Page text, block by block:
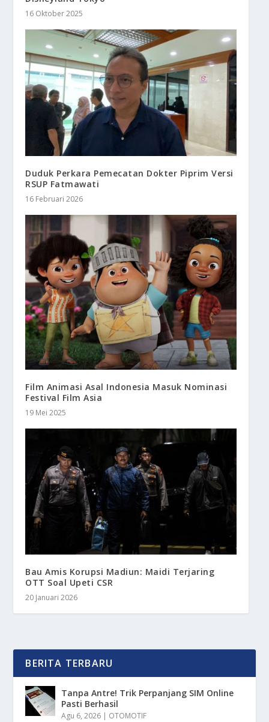
16 Oktober 2025
Duduk Perkara Pemecatan Dokter Piprim Versi
RSUP Fatmawati
16 Februari 2026
Film Animasi Asal Indonesia Masuk Nominasi
Festival Film Asia
19 Mei 2025
Bau Amis Korupsi Madiun: Maidi Terjaring
OTT Soal Upeti CSR
20 Januari 2026
BERITA TERBARU
Tanpa Antre! Trik Perpanjang SIM Online
Pasti Berhasil
Agu 6, 2026 OTOMOTIF